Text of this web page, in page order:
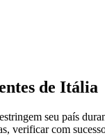
de Itália
seu país
verificar com